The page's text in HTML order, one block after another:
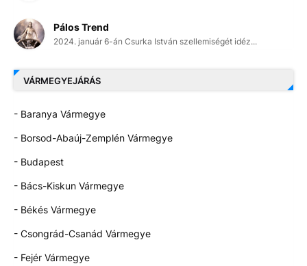
Pálos Trend
2024. január 6-án Csurka István szellemiségét idéz...
VÁRMEGYEJÁRÁS
- Baranya Vármegye
- Borsod-Abaúj-Zemplén Vármegye
- Budapest
- Bács-Kiskun Vármegye
- Békés Vármegye
- Csongrád-Csanád Vármegye
- Fejér Vármegye